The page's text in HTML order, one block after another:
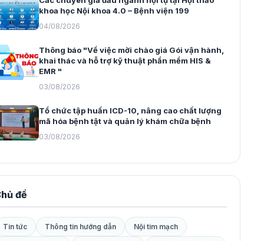
khoa học Nội khoa 4.0 – Bệnh viện 199
04/08/2026
Thông báo "Về việc mời chào giá Gói vận hành,
khai thác và hỗ trợ kỹ thuật phần mềm HIS &
EMR "
03/08/2026
Tổ chức tập huấn ICD-10, nâng cao chất lượng
mã hóa bệnh tật và quản lý khám chữa bệnh
03/08/2026
đề
Tin tức Thông tin hướng dẫn Nội tim mạch